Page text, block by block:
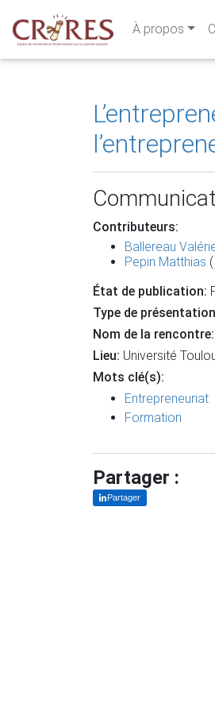
À propos
Contributeurs:
Ballereau
Pepin Matthias
État de publication:
Type de
Nom de la rencontre:
Lieu: Université
Mots clé(s):
Entrepreneuriat
Formation
Partager :
Partager